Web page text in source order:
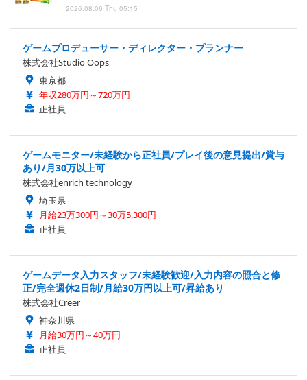
2026.08.06 Thu 05:15
ゲームプロデューサー・ディレクター・プランナー
株式会社Studio Oops
東京都
年収280万円～720万円
正社員
ゲームモニター/未経験から正社員/プレイ後の意見提出/賞与
あり/月30万以上可
株式会社enrich technology
埼玉県
月給23万300円～30万5,300円
正社員
ゲームデータ入力スタッフ/未経験歓迎/入力内容の照合と修
正/完全週休2日制/月給30万円以上可/昇給あり
株式会社Creer
神奈川県
月給30万円～40万円
正社員